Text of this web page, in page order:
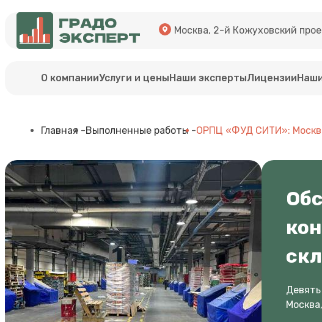
Москва, 2-й Кожуховский
О компанииУслуги и ценыНаши экспертыЛицензии
Главная -Выполненные работы -ОРПЦ «ФУД СИТИ»: